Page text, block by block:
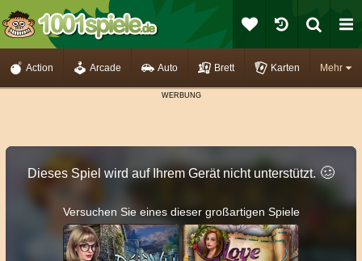
Mehr
Action Arcade Auto Brett Karten
Dieses Spiel wird auf Ihrem Gerät nicht unterstützt. 🥴️
Versuchen Sie eines dieser großartigen Spiele